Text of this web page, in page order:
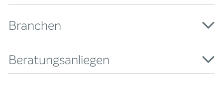
Branchen
Beratungsanliegen